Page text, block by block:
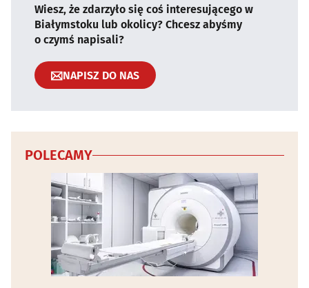
Wiesz, że zdarzyło się coś interesującego w
Białymstoku lub okolicy? Chcesz abyśmy
o czymś napisali?
NAPISZ DO NAS
POLECAMY